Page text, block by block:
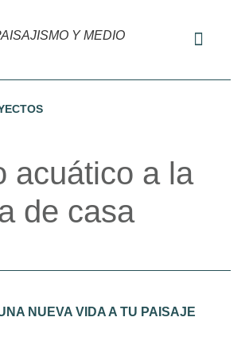
Y MEDIO
acuático a la
de casa
NUEVA VIDA A TU PAISAJE